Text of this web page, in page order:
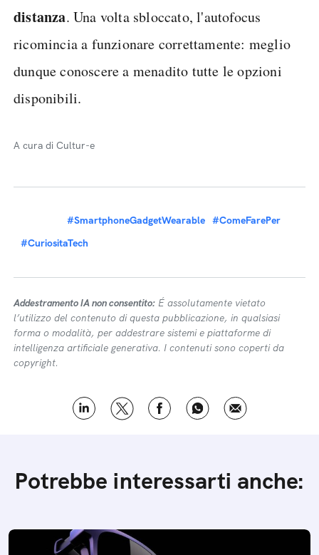
distanza. Una volta sbloccato, l'autofocus
ricomincia a funzionare correttamente: meglio
dunque conoscere a menadito tutte le opzioni
disponibili.
A cura di Cultur-e
#SmartphoneGadgetWearable #ComeFarePer
#CuriositaTech
Addestramento IA non consentito: É assolutamente vietato
l’utilizzo del contenuto di questa pubblicazione, in qualsiasi
forma o modalità, per addestrare sistemi e piattaforme di
intelligenza artificiale generativa. I contenuti sono coperti da
copyright.
Potrebbe interessarti anche: